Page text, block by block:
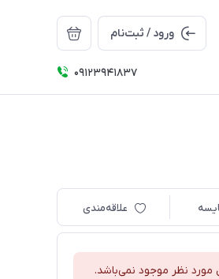
ورود / ثبت‌نام
09123941837
علاقه‌مندی
نظر موجود نمی‌باشد.